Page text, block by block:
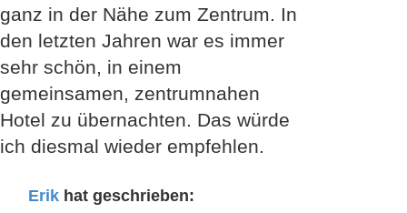
ganz in der Nähe zum Zentrum. In
den letzten Jahren war es immer
sehr schön, in einem
gemeinsamen, zentrumnahen
Hotel zu übernachten. Das würde
ich diesmal wieder empfehlen.
Erik hat geschrieben: